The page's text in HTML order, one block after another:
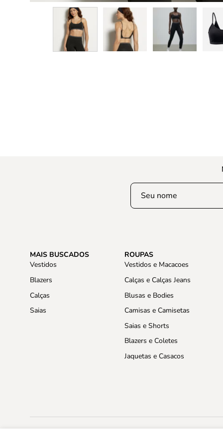
MAIS BUSCADOS
Vestidos
Blazers
Calças
Saias
ROUPAS
Vestidos e Macacoes
Calças e Calças Jeans
Blusas e Bodies
Camisas e Camisetas
Saias e Shorts
Blazers e Coletes
Jaquetas e Casacos